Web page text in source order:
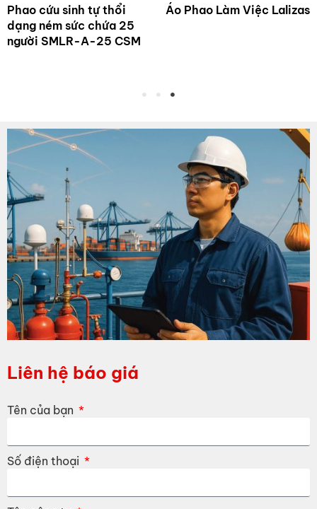
Phao bè cứu sinh tự thổi
LALIZAS SEAWORLD PB
Dây thừng hàng hải 2
Liên hệ báo giá
Tên của bạn
Số điện thoại